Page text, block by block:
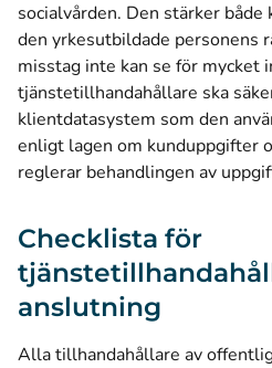
socialvården. Den stärker
den yrkesutbildade personens
misstag inte kan se för mycket
tjänstetillhandahållare ska
klientdatasystem som den
enligt lagen om kunduppgifter
reglerar behandlingen av
Checklista för
anslutning
Alla tillhandahållare av